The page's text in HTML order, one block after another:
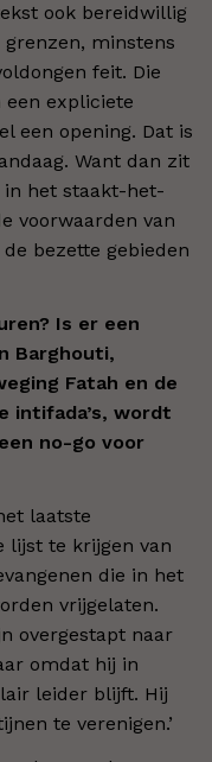
ook bereidwillig
minstens
feit. Die
een expliciete
een opening. Dat is
Want dan zit
in het staakt-het-
voorwaarden van
bezette gebieden
Is er een
Barghouti,
Fatah en de
intifada’s, wordt
no-go voor
laatste
lijst te krijgen van
die in het
vrijgelaten.
overgestapt naar
omdat hij in
leider blijft. Hij
te verenigen.’